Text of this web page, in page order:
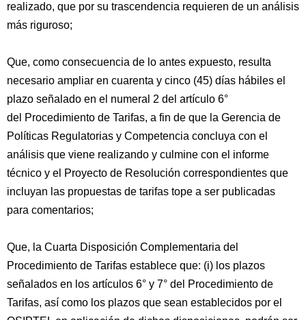
realizado, que por su trascendencia requieren de un análisis
más riguroso;
Que, como consecuencia de lo antes expuesto, resulta
necesario ampliar en cuarenta y cinco (45) días hábiles el
plazo señalado en el numeral 2 del artículo 6°
del Procedimiento de Tarifas, a fin de que la Gerencia de
Políticas Regulatorias y Competencia concluya con el
análisis que viene realizando y culmine con el informe
técnico y el Proyecto de Resolución correspondientes que
incluyan las propuestas de tarifas tope a ser publicadas
para comentarios;
Que, la Cuarta Disposición Complementaria del
Procedimiento de Tarifas establece que: (i) los plazos
señalados en los artículos 6° y 7° del Procedimiento de
Tarifas, así como los plazos que sean establecidos por el